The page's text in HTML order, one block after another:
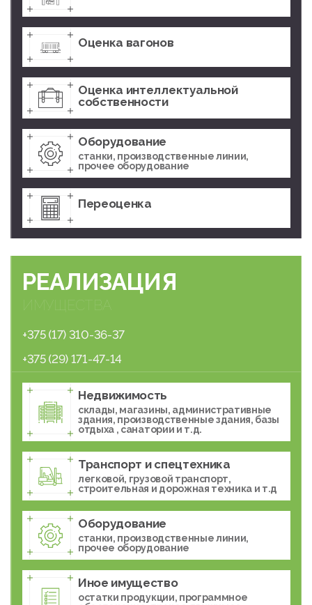
Оценка вагонов
Оценка интеллектуальной
собственности
Оборудование
станки, производственные линии,
прочее оборудование
Переоценка
РЕАЛИЗАЦИЯ
ИМУЩЕСТВА
+375 (17) 310-36-37
+375 (29) 171-47-14
Недвижимость
склады, магазины, административные
здания, производственные здания, базы
отдыха , санатории и т.д.
Транспорт и спецтехника
легковой, грузовой транспорт,
строительная и дорожная техника и т.д
Оборудование
станки, производственные линии,
прочее оборудование
Иное имущество
остатки продукции, программное